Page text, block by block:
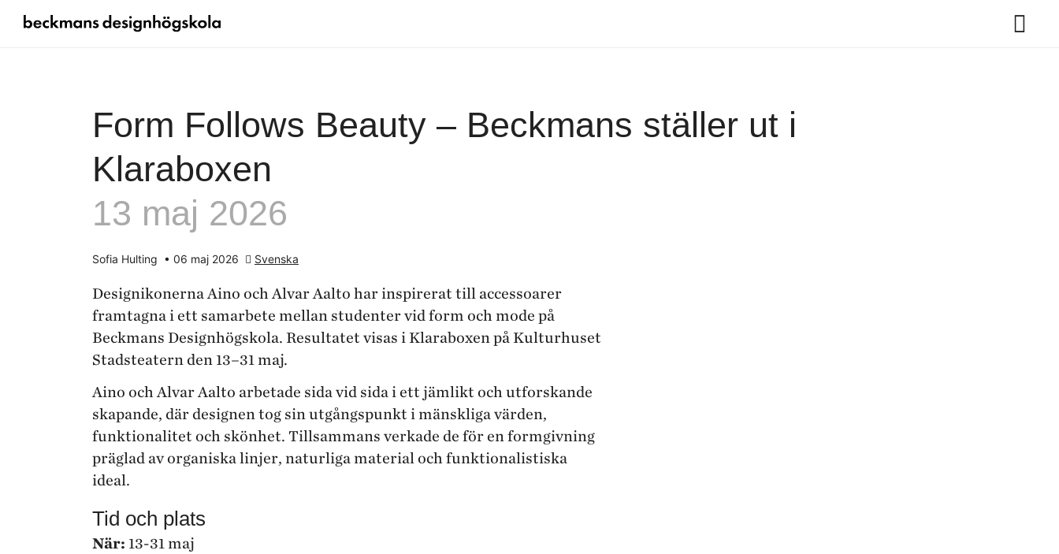
Form Follows Beauty – Beckmans ställer ut i
Klaraboxen
13 maj 2026
Sofia Hulting • 06 maj 2026 Svenska
Designikonerna Aino och Alvar Aalto har inspirerat till accessoarer
framtagna i ett samarbete mellan studenter vid form och mode på
Beckmans Designhögskola. Resultatet visas i Klaraboxen på Kulturhuset
Stadsteatern den 13–31 maj.
Aino och Alvar Aalto arbetade sida vid sida i ett jämlikt och utforskande
skapande, där designen tog sin utgångspunkt i mänskliga värden,
funktionalitet och skönhet. Tillsammans verkade de för en formgivning
präglad av organiska linjer, naturliga material och funktionalistiska
ideal.
Tid och plats
När: 13-31 maj